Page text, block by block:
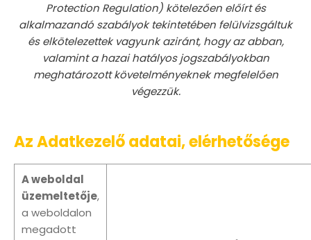
Protection Regulation) kötelezően előírt és
alkalmazandó szabályok tekintetében felülvizsgáltuk
és elkötelezettek vagyunk aziránt, hogy az abban,
valamint a hazai hatályos jogszabályokban
meghatározott követelményeknek megfelelően
végezzük.
Az Adatkezelő adatai, elérhetősége
A weboldal
üzemeltetője,
a weboldalon
megadott